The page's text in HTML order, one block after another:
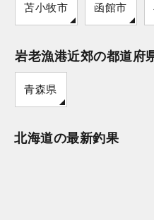
苫小牧市 函館市
岩老漁港近郊の都道府
青森県
北海道の最新釣果